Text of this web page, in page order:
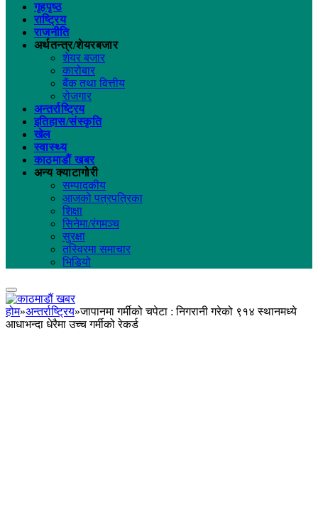
गृहपृष्ठ
राष्ट्रिय
राजनीति
अर्थतन्त्र/शेयरबजार
शेयर बजार
कारोबार
बैंक तथा वित्तीय
रोजगार
अन्तर्राष्ट्रिय
इतिहास/संस्कृति
खेल
स्वास्थ्य
काठमाडौं खबर
अन्य क्याटागोरी
सम्पादकीय
आजको पत्रपत्रिका
शिक्षा
सिनेमा/रंगमञ्च
सुरक्षा
तस्विरमा समाचार
भिडियो
होम»अन्तर्राष्ट्रिय»जापानमा गर्मीको चपेटा : निगरानी गरेको ९१४ स्थानमध्ये
आधाभन्दा धेरैमा उच्च गर्मीको रेकर्ड